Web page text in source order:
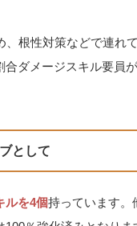
、根性対策などで連れ
ダメージスキル要員
として
ルを4個持っています。